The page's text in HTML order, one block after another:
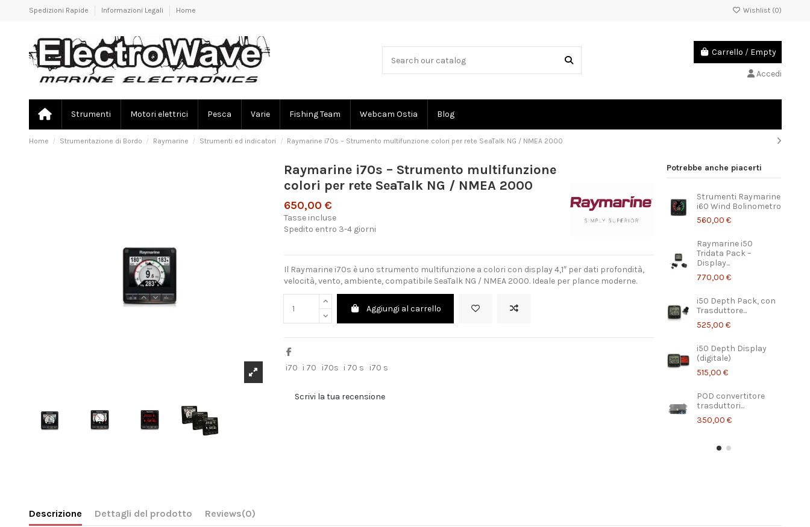
Spedizioni Rapide Informazioni Legali Home Wishlist (0)
Carrello / Empty
Accedi
Strumenti Motori elettrici Pesca Varie Fishing Team Webcam Ostia Blog
Home Strumentazione di Bordo Raymarine Strumenti ed indicatori Raymarine i70s – Strumento multifunzione colori per rete SeaTalk NG / NMEA 2000
Raymarine i70s – Strumento multifunzione
colori per rete SeaTalk NG / NMEA 2000
650,00 €
Tasse incluse
Spedito entro 3-4 giorni
Il Raymarine i70s è uno strumento multifunzione a colori con display 4,1″ per dati profondità,
velocità, vento, ambiente, compatibile SeaTalk NG / NMEA 2000. Ideale per plance moderne.
Aggiungi al carrello
i70 i 70 i70s i 70 s i70 s
Scrivi la tua recensione
Potrebbe anche piacerti
Strumenti Raymarine
i60 Wind Bolinometro
560,00 €
Raymarine i50
Tridata Pack –
Display...
770,00 €
i50 Depth Pack, con
Trasduttore...
525,00 €
i50 Depth Display
(digitale)
515,00 €
POD convertitore
trasduttori...
350,00 €
Descrizione Dettagli del prodotto Reviews(0)